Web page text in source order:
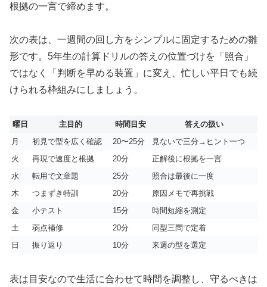
根拠の一言で締めます。
次の表は、一週間の回し方をシンプルに固定するための雛
形です。5年生の計算ドリルの答えの位置づけを「照合」
ではなく「判断を早める装置」に変え、忙しい平日でも続
けられる枠組みにしましょう。
曜日 主目的 時間目安
答えの扱い
月
初見で型を広く確認 20〜25分
見ないで三分→ヒント一つ
火
再現で速度と根拠 20分
正解後に根拠を一言
水
転用で文章題 25分
照合は最後に一度
木
つまずき特訓 20分
原因メモで再挑戦
金
小テスト 15分
時間短縮を測定
土
弱点補修 20分
同型三問で定着
日
振り返り 10分 来週の型を選定
表は目安なので生活に合わせて時間を調整し、守るべきは